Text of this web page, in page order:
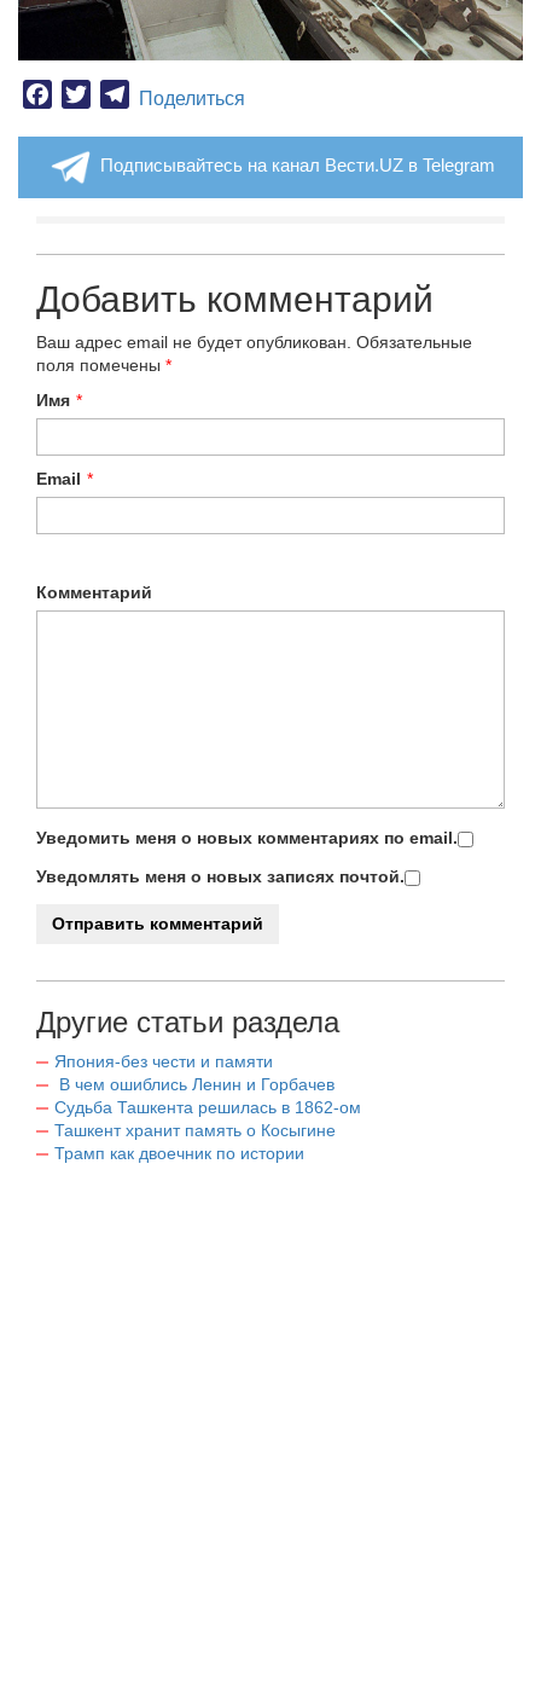
Facebook
TwitterTelegram
Поделиться
Подписывайтесь на канал Вести.UZ в Telegram
Добавить комментарий
Ваш адрес email не будет опубликован. Обязательные
поля помечены *
Имя *
Email *
Комментарий
Уведомить меня о новых комментариях по email.
Уведомлять меня о новых записях почтой.
Другие статьи раздела
Япония-без чести и памяти
В чем ошиблись Ленин и Горбачев
Судьба Ташкента решилась в 1862-ом
Ташкент хранит память о Косыгине
Трамп как двоечник по истории